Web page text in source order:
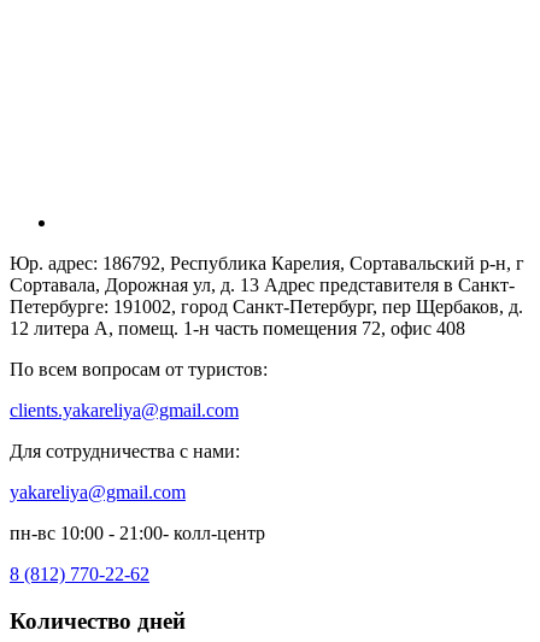
Юр. адрес: 186792, Республика Карелия, Сортавальский р-н, г
Сортавала, Дорожная ул, д. 13 Адрес представителя в Санкт-
Петербурге: 191002, город Санкт-Петербург, пер Щербаков, д.
12 литера А, помещ. 1-н часть помещения 72, офис 408
По всем вопросам от туристов:
clients.yakareliya@gmail.com
Для сотрудничества с нами:
yakareliya@gmail.com
пн-вс 10:00 - 21:00- колл-центр
8 (812) 770-22-62
Количество дней